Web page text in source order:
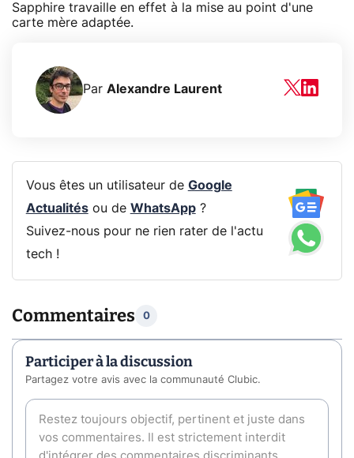
Sapphire travaille en effet à la mise au point d'une
carte mère adaptée.
Par Alexandre Laurent
Vous êtes un utilisateur de Google
Actualitésou de WhatsApp?
Suivez-nous pour ne rien rater de l'actu
tech !
Commentaires 0
Participer à la discussion
Partagez votre avis avec la communauté Clubic.